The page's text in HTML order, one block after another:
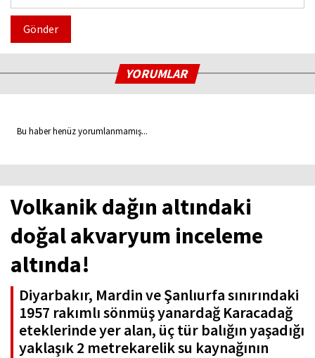
Gönder
YORUMLAR
Bu haber henüz yorumlanmamış...
Volkanik dağın altındaki
doğal akvaryum inceleme
altında!
Diyarbakır, Mardin ve Şanlıurfa sınırındaki
1957 rakımlı sönmüş yanardağ Karacadağ
eteklerinde yer alan, üç tür balığın yaşadığı
yaklaşık 2 metrekarelik su kaynağının